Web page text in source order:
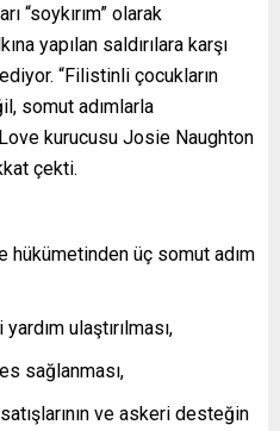
“soykırım” olarak
yapılan saldırılara karşı
“Filistinli çocukların
somut adımlarla
kurucusu Josie Naughton
çekti.
hükümetinden üç somut adım
ulaştırılması,
sağlanması,
ve askeri desteğin